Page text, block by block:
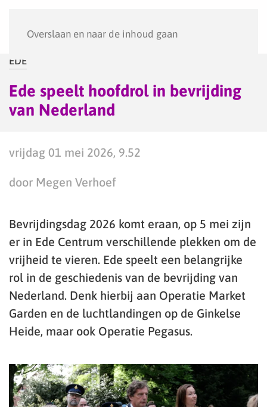
Overslaan en naar de inhoud gaan
EDE
Ede speelt hoofdrol in bevrijding
van Nederland
vrijdag 01 mei 2026, 9.52
door Megen Verhoef
Bevrijdingsdag 2026 komt eraan, op 5 mei zijn
er in Ede Centrum verschillende plekken om de
vrijheid te vieren. Ede speelt een belangrijke
rol in de geschiedenis van de bevrijding van
Nederland. Denk hierbij aan Operatie Market
Garden en de luchtlandingen op de Ginkelse
Heide, maar ook Operatie Pegasus.